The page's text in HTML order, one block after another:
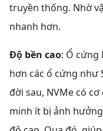
truyền thống. Nhờ
nhanh hơn.
Độ bền cao: Ổ cứng
hơn các ổ cứng như
đời sau, NVMe có
minh ít bị ảnh